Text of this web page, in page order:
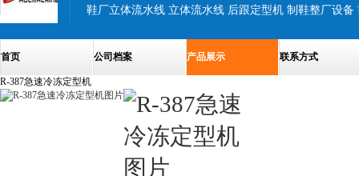
首页 公司档案 产品展示 联系方式
R-387急速冷冻定型机